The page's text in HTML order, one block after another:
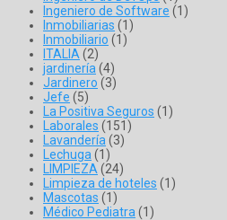
Ingeniero de Software (1)
Inmobiliarias (1)
Inmobiliario (1)
ITALIA(2)
jardinería(4)
Jardinero (3)
Jefe (5)
La Positiva Seguros (1)
Laborales (151)
Lavandería(3)
Lechuga(1)
LIMPIEZA(24)
Limpieza de hoteles (1)
Mascotas (1)
Médico Pediatra(1)